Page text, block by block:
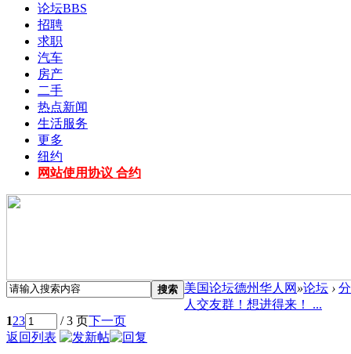
论坛BBS
招聘
求职
汽车
房产
二手
热点新闻
生活服务
更多
纽约
网站使用协议 合约
搜索 美国论坛德州华人网 »论坛 ›
人交友群！想进得来！ ...
123 / 3 页下一页
返回列表